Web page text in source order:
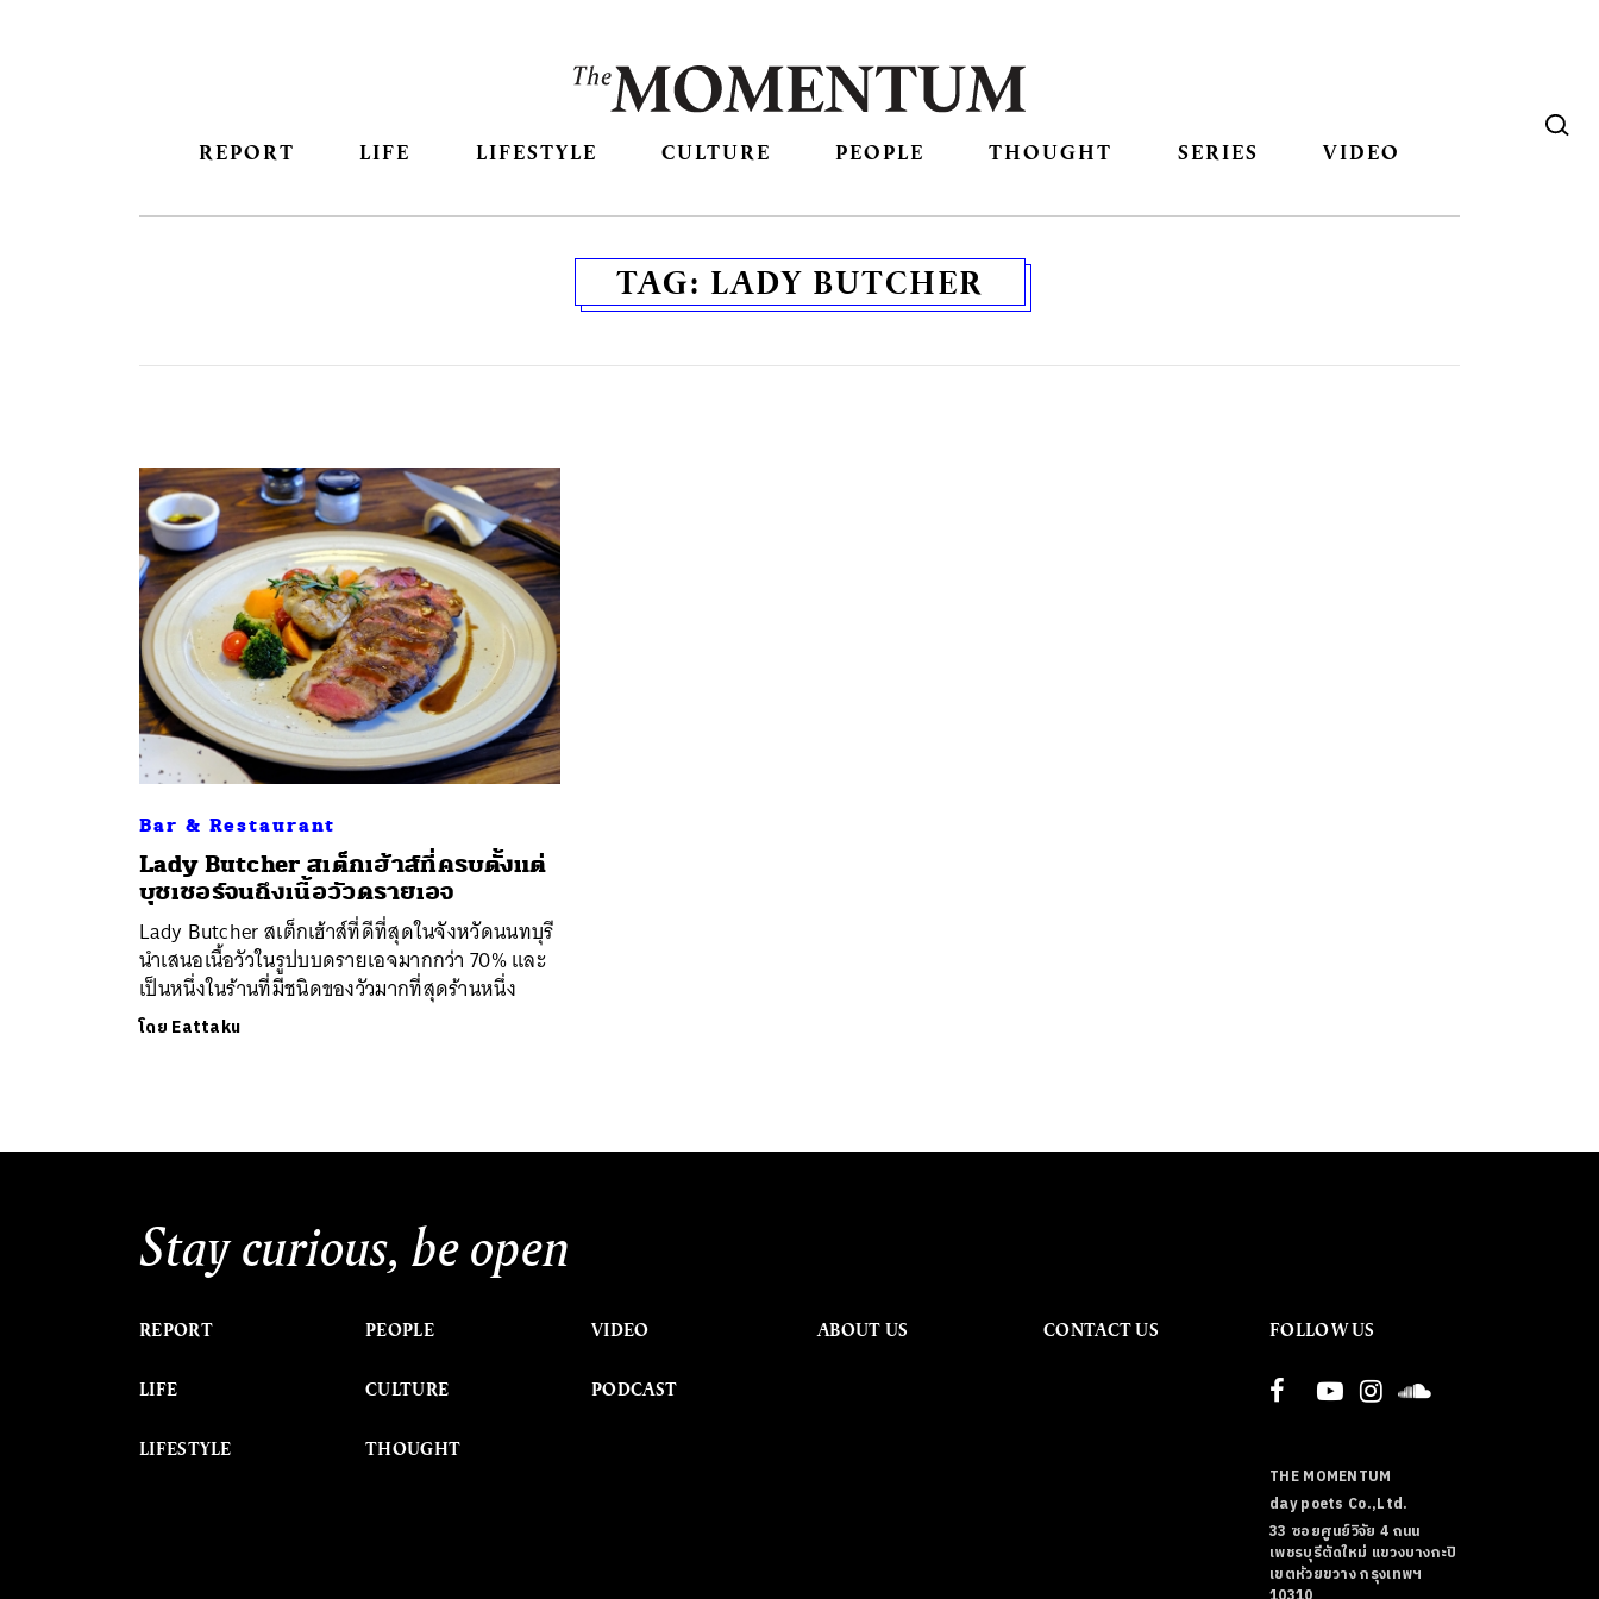
REPORT LIFE LIFESTYLE CULTURE PEOPLE THOUGHT SERIES VIDEO
TAG: LADY BUTCHER
Bar & Restaurant
Lady Butcher สเต็กเฮ้าส์ที่ครบตั้งแต่
บุชเชอร์จนถึงเนื้อวัวดรายเอจ
Lady Butcher สเต็กเฮ้าส์ที่ดีที่สุดในจังหวัดนนทบุรี
นำเสนอเนื้อวัวในรูปบบดรายเอจมากกว่า 70% และ
เป็นหนึ่งในร้านที่มีชนิดของวัวมากที่สุดร้านหนึ่ง
โดย Eattaku
Stay curious, be open
REPORT
LIFE
LIFESTYLE
PEOPLE
CULTURE
THOUGHT
VIDEO
PODCAST
ABOUT US CONTACT US FOLLOW US
THE MOMENTUM
day poets Co.,Ltd.
33 ซอยศูนย์วิจัย 4 ถนน
เพชรบุรีตัดใหม่ แขวงบางกะปิ
เขตห้วยขวาง กรุงเทพฯ
ค้นหา